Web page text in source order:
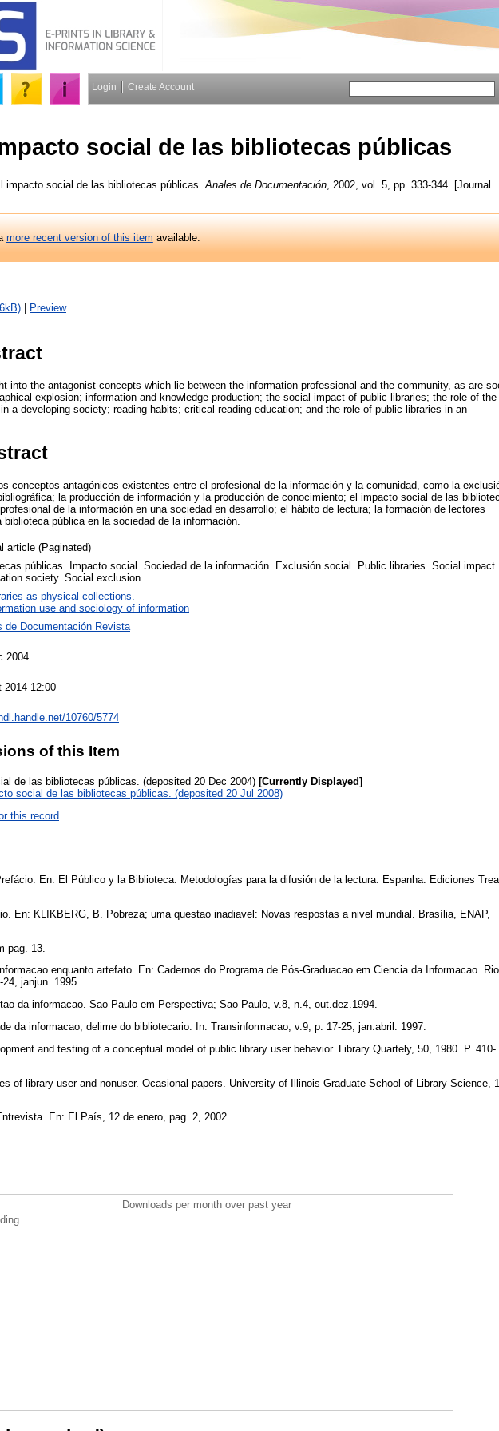
Login Create Account
social de las bibliotecas públicas
impacto social de las bibliotecas públicas. Anales de Documentación , 2002, vol. 5, pp. 333-344. [Journal
more recent version of this itemavailable.
Preview
into the antagonist concepts which lie between the information professional and the community, as are
explosion; information and knowledge production; the social impact of public libraries; the role of the
a developing society; reading habits; critical reading education; and the role of public libraries in an
conceptos antagónicos existentes entre el profesional de la información y la comunidad, como la
la producción de información y la producción de conocimiento; el impacto social de las
de la información en una sociedad en desarrollo; el hábito de lectura; la formación de lectores
pública en la sociedad de la información.
article (Paginated)
públicas. Impacto social. Sociedad de la información. Exclusión social. Public libraries. Social impact.
society. Social exclusion.
as physical collections.
use and sociology of information
de Documentación Revista
2004
2014 12:00
10760/5774
of this Item
de las bibliotecas públicas. (deposited 20 Dec 2004) [Currently Displayed]
social de las bibliotecas públicas. (deposited 20 Jul 2008)
this record
En: El Público y la Biblioteca: Metodologías para la difusión de la lectura. Espanha. Ediciones
En: KLIKBERG, B. Pobreza; uma questao inadiavel: Novas respostas a nivel mundial. Brasília, ENAP,
pag. 13.
enquanto artefato. En: Cadernos do Programa de Pós-Graduacao em Ciencia da Informacao.
janjun. 1995.
da informacao. Sao Paulo em Perspectiva; Sao Paulo, v.8, n.4, out.dez.1994.
da informacao; delime do bibliotecario. In: Transinformacao, v.9, p. 17-25, jan.abril. 1997.
and testing of a conceptual model of public library user behavior. Library Quartely, 50, 1980. P. 410-
of library user and nonuser. Ocasional papers. University of Illinois Graduate School of Library Science,
En: El País, 12 de enero, pag. 2, 2002.
Downloads per month over past year